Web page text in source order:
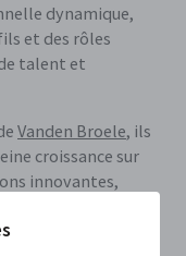
dynamique,
et des rôles
talent et
Vanden Broele, ils
croissance sur
innovantes,
les
de leurs missions